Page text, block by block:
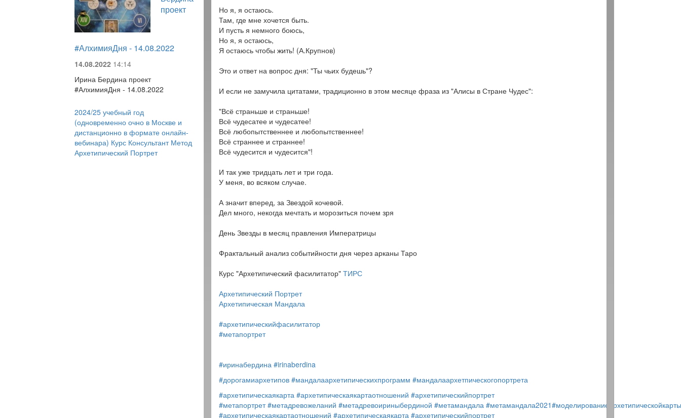
проект
#АлхимияДня - 14.08.2022
14.08.2022 14:14
Ирина Бердина проект
#АлхимияДня - 14.08.2022
2024/25 учебный год
(одновременно очно в Москве и
дистанционно в формате онлайн-
вебинара) Курс Консультант Метод
Архетипический Портрет
Но я, я остаюсь.
Там, где мне хочется быть.
И пусть я немного боюсь,
Но я, я остаюсь,
Я остаюсь чтобы жить! (А.Крупнов)
Это и ответ на вопрос дня: "Ты чьих будешь"?
И если не замучила цитатами, традиционно в этом месяце фраза из "Алисы в Стране Чудес":
"Всё страньше и страньше!
Всё чудесатее и чудесатее!
Всё любопытственнее и любопытственнее!
Всё страннее и страннее!
Всё чудесится и чудесится"!
И так уже тридцать лет и три года.
У меня, во всяком случае.
А значит вперед, за Звездой кочевой.
Дел много, некогда мечтать и морозиться почем зря
День Звезды в месяц правления Императрицы
Фрактальный анализ событийности дня через арканы Таро
Курс "Архетипический фасилитатор" ТИРС
Архетипический Портрет
Архетипическая Мандала
#архетипическийфасилитатор
#метапортрет
#иринабердина #irinaberdina
#дорогамиархетипов #мандалаархетипическихпрограмм #мандалаархетпическогопортрета
#архетипическаякарта #архетипическаякартаотношений #архетипическийпортрет
#метапортрет #метадревожеланий #метадревоириныбердиной #метамандала #метамандала2021#моделированиеархетипическойкарты
#архетипическаякартаотношений #архетипическаякарта #архетипическийпортрет